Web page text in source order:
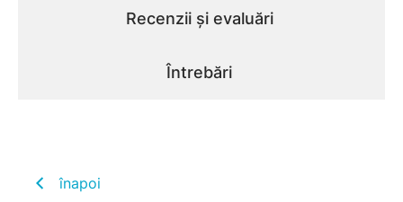
Recenzii și evaluări
Întrebări
înapoi